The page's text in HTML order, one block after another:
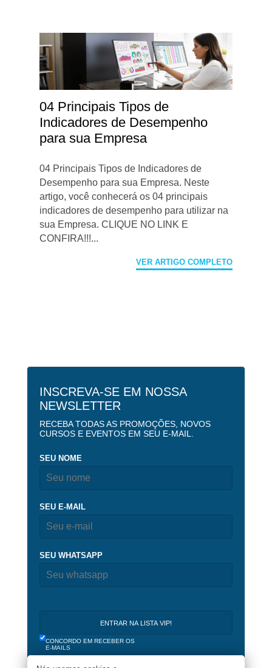
04 Principais Tipos de
Indicadores de Desempenho
para sua Empresa
04 Principais Tipos de Indicadores de
Desempenho para sua Empresa. Neste
artigo, você conhecerá os 04 principais
indicadores de desempenho para utilizar na
sua Empresa. CLIQUE NO LINK E
CONFIRA!!!...
VER ARTIGO COMPLETO
INSCREVA-SE EM NOSSA
NEWSLETTER
RECEBA TODAS AS PROMOÇÕES, NOVOS
CURSOS E EVENTOS EM SEU E-MAIL.
SEU NOME
SEU E-MAIL
SEU WHATSAPP
CONCORDO EM RECEBER OS
E-MAILS